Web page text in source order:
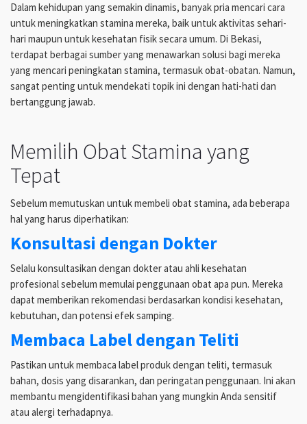
Dalam kehidupan yang semakin dinamis, banyak pria mencari cara
untuk meningkatkan stamina mereka, baik untuk aktivitas sehari-
hari maupun untuk kesehatan fisik secara umum. Di Bekasi,
terdapat berbagai sumber yang menawarkan solusi bagi mereka
yang mencari peningkatan stamina, termasuk obat-obatan. Namun,
sangat penting untuk mendekati topik ini dengan hati-hati dan
bertanggung jawab.
Memilih Obat Stamina yang
Tepat
Sebelum memutuskan untuk membeli obat stamina, ada beberapa
hal yang harus diperhatikan:
Konsultasi dengan Dokter
Selalu konsultasikan dengan dokter atau ahli kesehatan
profesional sebelum memulai penggunaan obat apa pun. Mereka
dapat memberikan rekomendasi berdasarkan kondisi kesehatan,
kebutuhan, dan potensi efek samping.
Membaca Label dengan Teliti
Pastikan untuk membaca label produk dengan teliti, termasuk
bahan, dosis yang disarankan, dan peringatan penggunaan. Ini akan
membantu mengidentifikasi bahan yang mungkin Anda sensitif
atau alergi terhadapnya.